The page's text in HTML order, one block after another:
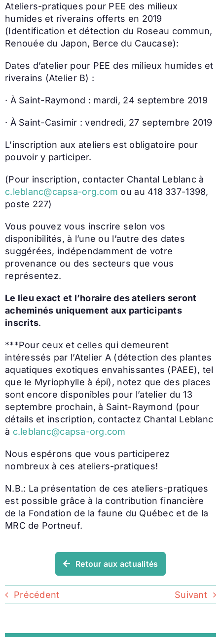
Ateliers-pratiques pour PEE des milieux
humides et riverains offerts en 2019
(Identification et détection du Roseau commun,
Renouée du Japon, Berce du Caucase):
Dates d’atelier pour PEE des milieux humides et
riverains (Atelier B) :
· À Saint-Raymond : mardi, 24 septembre 2019
· À Saint-Casimir : vendredi, 27 septembre 2019
L’inscription aux ateliers est obligatoire pour
pouvoir y participer.
(Pour inscription, contacter Chantal Leblanc à
c.leblanc@capsa-org.com ou au 418 337-1398,
poste 227)
Vous pouvez vous inscrire selon vos
disponibilités, à l’une ou l’autre des dates
suggérées, indépendamment de votre
provenance ou des secteurs que vous
représentez.
Le lieu exact et l’horaire des ateliers seront
acheminés uniquement aux participants
inscrits.
***Pour ceux et celles qui demeurent
intéressés par l’Atelier A (détection des plantes
aquatiques exotiques envahissantes (PAEE), tel
que le Myriophylle à épi), notez que des places
sont encore disponibles pour l’atelier du 13
septembre prochain, à Saint-Raymond (pour
détails et inscription, contactez Chantal Leblanc
à c.leblanc@capsa-org.com
Nous espérons que vous participerez
nombreux à ces ateliers-pratiques!
N.B.: La présentation de ces ateliers-pratiques
est possible grâce à la contribution financière
de la Fondation de la faune du Québec et de la
MRC de Portneuf.
Retour aux actualités
Précédent Suivant